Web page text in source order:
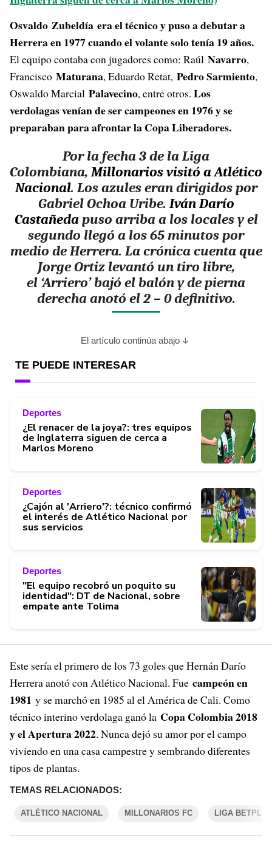
Osvaldo Zubeldía era el técnico y puso a debutar a
Herrera en 1977 cuando el volante solo tenía 19 años.
El equipo contaba con jugadores como: Raúl Navarro,
Francisco Maturana, Eduardo Retat, Pedro Sarmiento,
Oswaldo Marcial Palavecino, entre otros. Los
verdolagas venían de ser campeones en 1976 y se
preparaban para afrontar la Copa Liberadores.
Por la fecha 3 de la Liga
Colombiana, Millonarios visitó a Atlético
Nacional. Los azules eran dirigidos por
Gabriel Ochoa Uribe. Iván Darío
Castañedapuso arriba a los locales y el
segundo llegó a los 65 minutos por
medio de Herrera. La crónica cuenta que
Jorge Ortiz levantó un tiro libre,
el ‘Arriero’ bajó el balón y de pierna
derecha anotó el 2 – 0 definitivo.
El artículo continúa abajo
TE PUEDE INTERESAR
Deportes
¿El renacer de la joya?: tres equipos
de Inglaterra siguen de cerca a
Marlos Moreno
Deportes
¿Cajón al 'Arriero'?: técnico confirmó
el interés de Atlético Nacional por
sus servicios
Deportes
"El equipo recobró un poquito su
identidad": DT de Nacional, sobre
empate ante Tolima
Este sería el primero de los 73 goles que Hernán Darío
Herrera anotó con Atlético Nacional. Fue campeón en
1981 y se marchó en 1985 al el América de Cali. Como
técnico interino verdolaga ganó la Copa Colombia 2018
y el Apertura 2022. Nunca dejó su amor por el campo
viviendo en una casa campestre y sembrando diferentes
tipos de plantas.
TEMAS RELACIONADOS:
ATLÉTICO NACIONAL MILLONARIOS FC LIGA BETPLAY